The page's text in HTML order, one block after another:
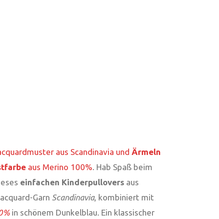
aus Scandinavia undÄrmeln
aus Merino 100%. Hab Spaß beim
einfachen Kinderpullovers aus
Garn Scandinavia, kombiniert mit
in schönem Dunkelblau. Ein klassischer